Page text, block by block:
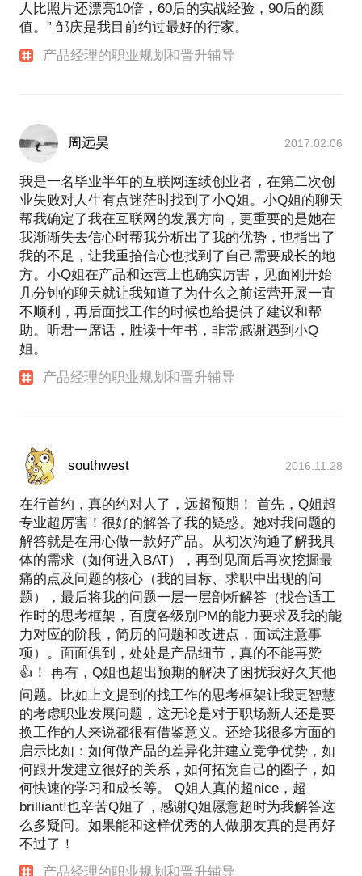
人比照片还漂亮10倍，60后的实战经验，90后的颜
值。” 邹庆是我目前约过最好的行家。
产品经理的职业规划和晋升辅导
周远昊 2017.02.06
我是一名毕业半年的互联网连续创业者，在第二次创
业失败对人生有点迷茫时找到了小Q姐。小Q姐的聊天
帮我确定了我在互联网的发展方向，更重要的是她在
我渐渐失去信心时帮我分析出了我的优势，也指出了
我的不足，让我重拾信心也找到了自己需要成长的地
方。小Q姐在产品和运营上也确实厉害，见面刚开始
几分钟的聊天就让我知道了为什么之前运营开展一直
不顺利，再后面找工作的时候也给提供了建议和帮
助。听君一席话，胜读十年书，非常感谢遇到小Q
姐。
产品经理的职业规划和晋升辅导
southwest 2016.11.28
在行首约，真的约对人了，远超预期！ 首先，Q姐超
专业超厉害！很好的解答了我的疑惑。她对我问题的
解答就是在用心做一款好产品。从初次沟通了解我具
体的需求（如何进入BAT），再到见面后再次挖掘最
痛的点及问题的核心（我的目标、求职中出现的问
题），最后将我的问题一层一层剖析解答（找合适工
作时的思考框架，百度各级别PM的能力要求及我的能
力对应的阶段，简历的问题和改进点，面试注意事
项）。面面俱到，处处是产品细节，真的不能再赞
👍！ 再有，Q姐也超出预期的解决了困扰我好久其他
问题。比如上文提到的找工作的思考框架让我更智慧
的考虑职业发展问题，这无论是对于职场新人还是要
换工作的人来说都很有借鉴意义。还给我很多方面的
启示比如：如何做产品的差异化并建立竞争优势，如
何跟开发建立很好的关系，如何拓宽自己的圈子，如
何快速的学习和成长等。 Q姐人真的超nice，超
brilliant!也辛苦Q姐了，感谢Q姐愿意超时为我解答这
么多疑问。如果能和这样优秀的人做朋友真的是再好
不过了！
产品经理的职业规划和晋升辅导